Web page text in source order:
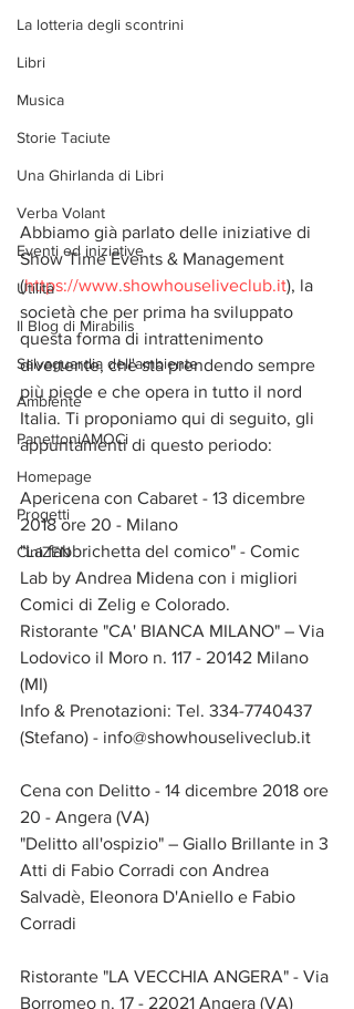
La lotteria degli scontrini
Libri
Musica
Storie Taciute
Una Ghirlanda di Libri
Verba Volant
Eventi ed iniziative
Utilità
Il Blog di Mirabilis
Salvaguardia dell'ambiente
Ambiente
PanettoniAMOCi
Homepage
Progetti
CiniZEN
Abbiamo già parlato delle iniziative di
Show Time Events & Management
(https://www.showhouseliveclub.it), la
società che per prima ha sviluppato
questa forma di intrattenimento
divertente, che sta prendendo sempre
più piede e che opera in tutto il nord
Italia. Ti proponiamo qui di seguito, gli
appuntamenti di questo periodo:
Apericena con Cabaret - 13 dicembre
2018 ore 20 - Milano
"La fabbrichetta del comico" - Comic
Lab by Andrea Midena con i migliori
Comici di Zelig e Colorado.
Ristorante "CA' BIANCA MILANO" – Via
Lodovico il Moro n. 117 - 20142 Milano
(MI)
Info & Prenotazioni: Tel. 334-7740437
(Stefano) - info@showhouseliveclub.it
Cena con Delitto - 14 dicembre 2018 ore
20 - Angera (VA)
"Delitto all'ospizio" – Giallo Brillante in 3
Atti di Fabio Corradi con Andrea
Salvadè, Eleonora D'Aniello e Fabio
Corradi
Ristorante "LA VECCHIA ANGERA" - Via
Borromeo n. 17 - 22021 Angera (VA)